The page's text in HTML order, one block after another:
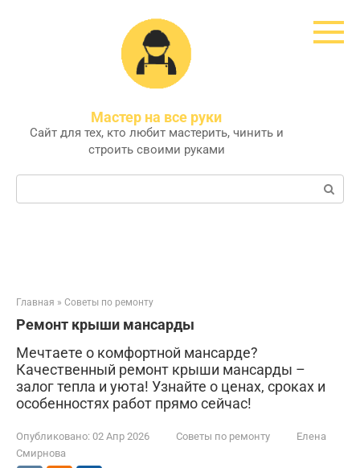
Мастер на все руки
Сайт для тех, кто любит мастерить, чинить и
строить своими руками
Поиск:
Главная » Советы по ремонту
Ремонт крыши мансарды
Мечтаете о комфортной мансарде?
Качественный ремонт крыши мансарды –
залог тепла и уюта! Узнайте о ценах, сроках и
особенностях работ прямо сейчас!
Опубликовано: 02 Апр 2026 Советы по ремонту
Елена
Смирнова